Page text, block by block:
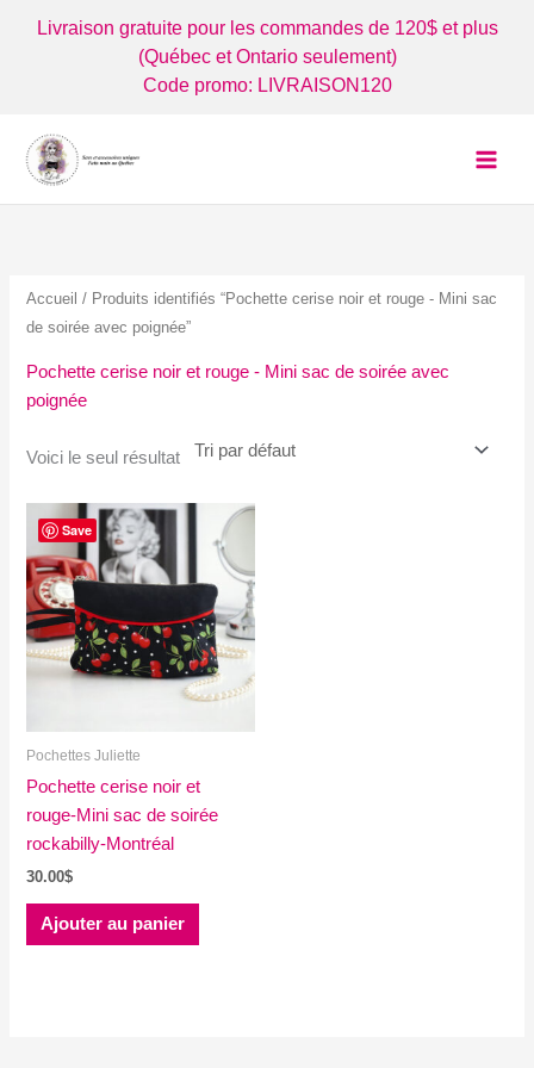
Livraison gratuite pour les commandes de 120$ et plus
(Québec et Ontario seulement)
Code promo: LIVRAISON120
Accueil / Produits identifiés “Pochette cerise noir et rouge - Mini sac
de soirée avec poignée”
Pochette cerise noir et rouge - Mini sac de soirée avec
poignée
Voici le seul résultat
Save
Pochettes Juliette
Pochette cerise noir et
rouge-Mini sac de soirée
rockabilly-Montréal
30.00$
Ajouter au panier